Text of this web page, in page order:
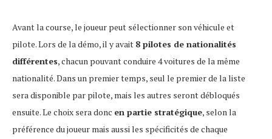
Avant la course, le joueur peut sélectionner son véhicule et
pilote. Lors de la démo, il y avait 8 pilotes de nationalités
différentes, chacun pouvant conduire 4 voitures de la même
nationalité. Dans un premier temps, seul le premier de la liste
sera disponible par pilote, mais les autres seront débloqués
ensuite. Le choix sera donc en partie stratégique, selon la
préférence du joueur mais aussi les spécificités de chaque